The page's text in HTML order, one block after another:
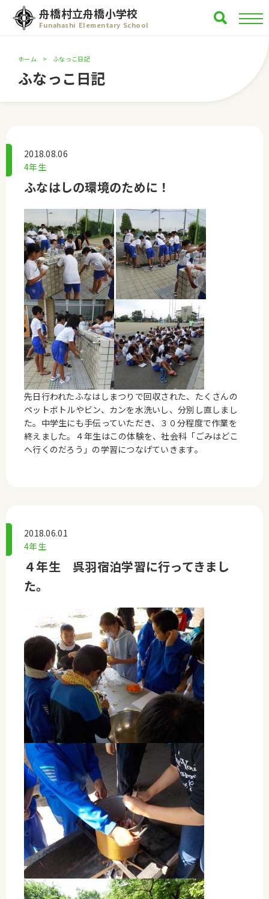
舟橋村立舟橋小学校
Funahashi Elementary School
ホーム ふなっこ日記
ふなっこ日記
2018.08.06
4年生
ふなはしの環境のために！
先日行われたふなはしまつりで回収された、たくさんの
ペットボトルやビン、カンを水洗いし、分別し直しまし
た。中学生にも手伝っていただき、３０分程度で作業を
終えました。４年生はこの体験を、社会科「ごみはどこ
へ行くのだろう」の学習につなげていきます。
2018.06.01
4年生
４年生 呉羽宿泊学習に行ってきまし
た。